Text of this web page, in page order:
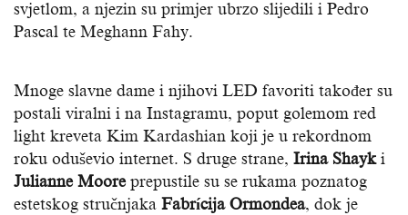
svjetlom, a njezin su primjer ubrzo slijedili i Pedro
Pascal te Meghann Fahy.
Mnoge slavne dame i njihovi LED favoriti također su
postali viralni i na Instagramu, poput golemom red
light kreveta Kim Kardashian koji je u rekordnom
roku oduševio internet. S druge strane, Irina Shayk i
Julianne Mooreprepustile su se rukama poznatog
estetskog stručnjaka Fabrícija Ormondea, dok je